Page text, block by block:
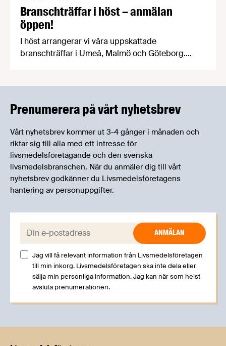
Branschträffar i höst – anmälan
öppen!
I höst arrangerar vi våra uppskattade
branschträffar i Umeå, Malmö och Göteborg.
kan träffa branschkollegor och utbyta
Prenumerera på vårt nyhetsbrev
Vårt nyhetsbrev kommer ut 3-4 gånger i månaden och
riktar sig till alla med ett intresse för
livsmedelsföretagande och den svenska
livsmedelsbranschen. När du anmäler dig till vårt
nyhetsbrev godkänner du Livsmedelsföretagens
hantering av personuppgifter.
E-post:
Jag vill få relevant information från Livsmedelsföretagen
till min inkorg. Livsmedelsföretagen ska inte dela eller
sälja min personliga information. Jag kan när som helst
avsluta prenumerationen.